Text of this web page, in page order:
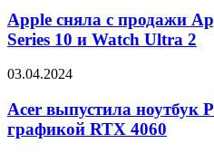
Buds
Core
с
продажи
Apple
SE
Watch
Series
Apple сняла с продажи
Series 10 и Watch Ultra 2
Acer
ноутбук
Predator
Blade
03.04.2024
Acer выпустила ноутбук
графикой RTX 4060